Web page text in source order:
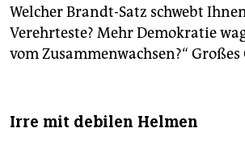
Welcher Brandt-Satz schwebt
Verehrteste? Mehr Demokratie
vom Zusammenwachsen?“ Großes
Irre mit debilen Helmen